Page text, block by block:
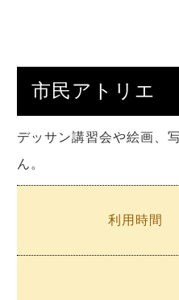
市民アトリエ
デッサン講習会や絵画、
ん。
利用時間